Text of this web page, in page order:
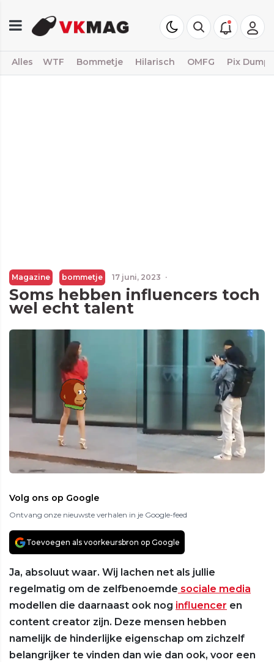
Alles WTF Bommetje Hilarisch OMFG Pix Dump
Magazine bommetje 17 juni, 2023 ·
Soms hebben influencers toch
wel echt talent
Volg ons op Google
Ontvang onze nieuwste verhalen in je Google-feed
Toevoegen als voorkeursbron op Google
Ja, absoluut waar. Wij lachen net als jullie
regelmatig om de zelfbenoemde sociale media
modellen die daarnaast ook nog influencer en
content creator zijn. Deze mensen hebben
namelijk de hinderlijke eigenschap om zichzelf
belangrijker te vinden dan wie dan ook, voor een